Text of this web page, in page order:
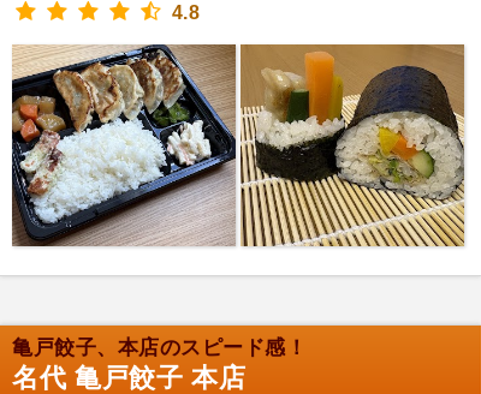
4.8
亀戸餃子、本店のスピード感！
名代 亀戸餃子 本店